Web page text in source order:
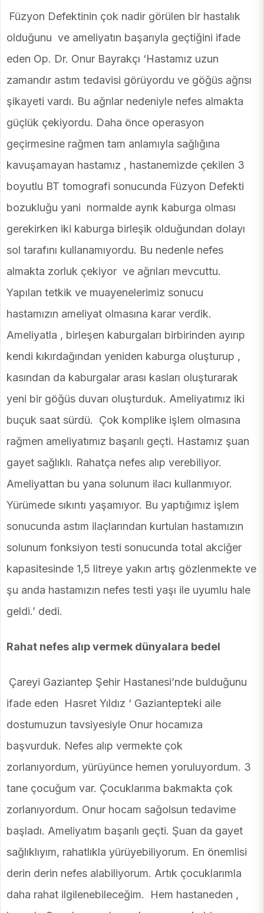
Füzyon Defektinin çok nadir görülen bir hastalık
olduğunu ve ameliyatın başarıyla geçtiğini ifade
eden Op. Dr. Onur Bayrakçı ‘Hastamız uzun
zamandır astım tedavisi görüyordu ve göğüs ağrısı
şikayeti vardı. Bu ağrılar nedeniyle nefes almakta
güçlük çekiyordu. Daha önce operasyon
geçirmesine rağmen tam anlamıyla sağlığına
kavuşamayan hastamız , hastanemizde çekilen 3
boyutlu BT tomografi sonucunda Füzyon Defekti
bozukluğu yani normalde ayrık kaburga olması
gerekirken iki kaburga birleşik olduğundan dolayı
sol tarafını kullanamıyordu. Bu nedenle nefes
almakta zorluk çekiyor ve ağrıları mevcuttu.
Yapılan tetkik ve muayenelerimiz sonucu
hastamızın ameliyat olmasına karar verdik.
Ameliyatla , birleşen kaburgaları birbirinden ayırıp
kendi kıkırdağından yeniden kaburga oluşturup ,
kasından da kaburgalar arası kasları oluşturarak
yeni bir göğüs duvarı oluşturduk. Ameliyatımız iki
buçuk saat sürdü. Çok komplike işlem olmasına
rağmen ameliyatımız başarılı geçti. Hastamız şuan
gayet sağlıklı. Rahatça nefes alıp verebiliyor.
Ameliyattan bu yana solunum ilacı kullanmıyor.
Yürümede sıkıntı yaşamıyor. Bu yaptığımız işlem
sonucunda astım ilaçlarından kurtulan hastamızın
solunum fonksiyon testi sonucunda total akciğer
kapasitesinde 1,5 litreye yakın artış gözlenmekte ve
şu anda hastamızın nefes testi yaşı ile uyumlu hale
geldi.’ dedi.
Rahat nefes alıp vermek dünyalara bedel
Çareyi Gaziantep Şehir Hastanesi’nde bulduğunu
ifade eden Hasret Yıldız ‘ Gaziantepteki aile
dostumuzun tavsiyesiyle Onur hocamıza
başvurduk. Nefes alıp vermekte çok
zorlanıyordum, yürüyünce hemen yoruluyordum. 3
tane çocuğum var. Çocuklarıma bakmakta çok
zorlanıyordum. Onur hocam sağolsun tedavime
başladı. Ameliyatım başarılı geçti. Şuan da gayet
sağlıklıyım, rahatlıkla yürüyebiliyorum. En önemlisi
derin derin nefes alabiliyorum. Artık çocuklarımla
daha rahat ilgilenebileceğim. Hem hastaneden ,